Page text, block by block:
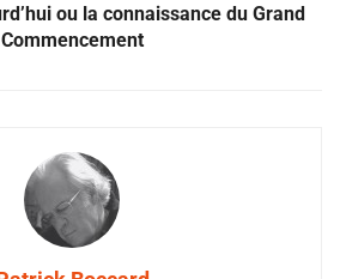
ou la connaissance du Grand
Commencement